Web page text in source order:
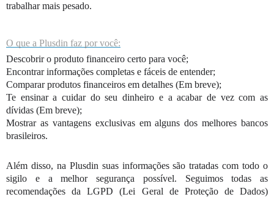
trabalhar mais pesado.
O que a Plusdin faz por você:
Descobrir o produto financeiro certo para você;
Encontrar informações completas e fáceis de entender;
Comparar produtos financeiros em detalhes (Em breve);
Te ensinar a cuidar do seu dinheiro e a acabar de vez com as
dívidas (Em breve);
Mostrar as vantagens exclusivas em alguns dos melhores bancos
brasileiros.
Além disso, na Plusdin suas informações são tratadas com todo o
sigilo e a melhor segurança possível. Seguimos todas as
recomendações da LGPD (Lei Geral de Proteção de Dados)